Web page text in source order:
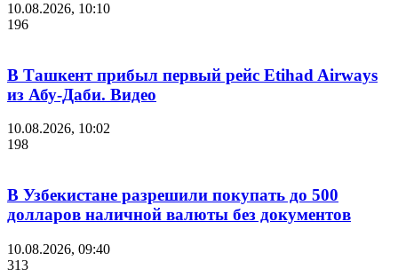
10.08.2026, 10:10
196
В Ташкент прибыл первый рейс Etihad Airways
из Абу-Даби. Видео
10.08.2026, 10:02
198
В Узбекистане разрешили покупать до 500
долларов наличной валюты без документов
10.08.2026, 09:40
313